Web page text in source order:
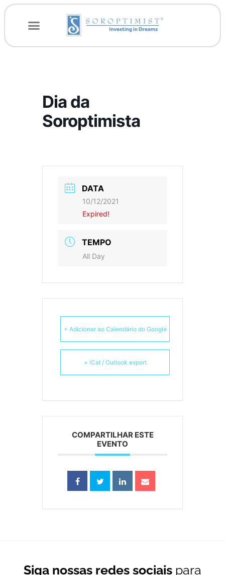
Dia da
Soroptimista
DATA
10/12/2021
Expired!
TEMPO
All Day
+ Adicionar ao Calendário do Google
+ iCal / Outlook export
COMPARTILHAR ESTE
EVENTO
Siga nossas redes sociais para